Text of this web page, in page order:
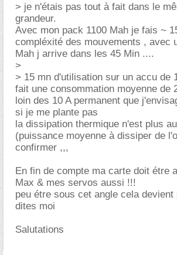
> je n'étais pas tout à fait dans le
grandeur.
Avec mon pack 1100 Mah je fais ~
compléxité des mouvements , avec
Mah j arrive dans les 45 Min ....
>
> 15 mn d'utilisation sur un accu de
fait une consommation moyenne de
loin des 10 A permanent que
si je me plante pas
la dissipation thermique n'est plus
(puissance moyenne à dissiper de
confirmer ,,,
En fin de compte ma carte doit étre
Max & mes servos aussi !!!
peu étre sous cet angle cela devient
dites moi
Salutations